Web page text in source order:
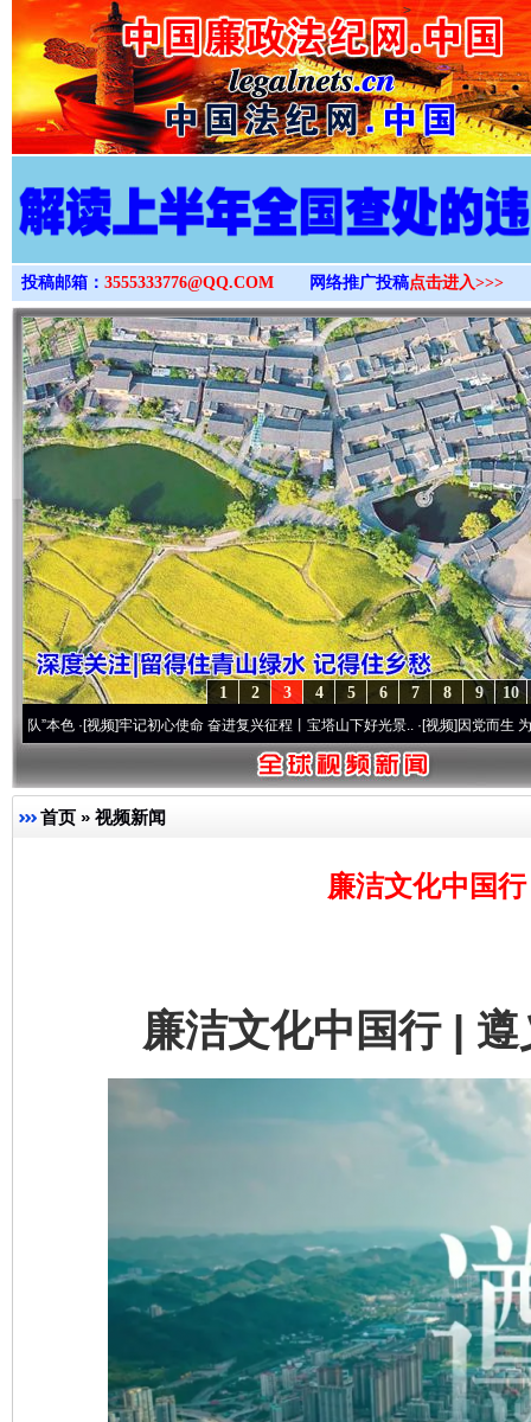
>
投稿邮箱： 3555333776@QQ.COM 网络推广投稿点击进入>>>
10
9
8
7
6
5
4
3
2
1
牢记初心使命 奋进复兴征程丨宝塔山下好光景..·[视频]因党而生 为党而战——百
首页 » 视频新闻
廉洁文化中国
廉洁文化中国行 | 遵